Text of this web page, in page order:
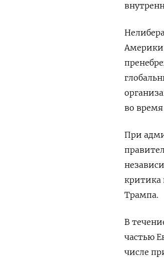
Америки
во
При
критика
Трампа.
В
частью
числе